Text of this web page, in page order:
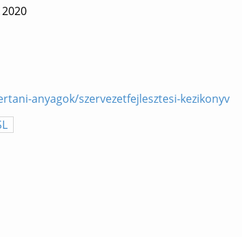
2020
anyagok/szervezetfejlesztesi-kezikonyv